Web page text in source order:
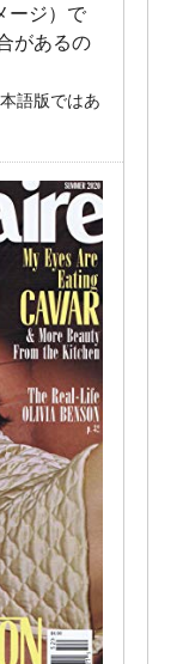
ージ）で
があるの
語版ではあ